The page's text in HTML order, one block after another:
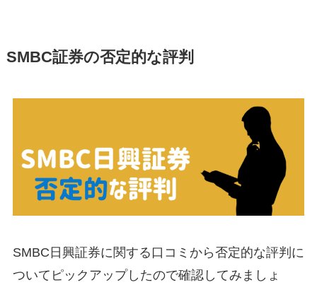
SMBC証券の否定的な評判
SMBC日興証券に関する口コミから否定的な評判に
ついてピックアップしたので確認してみましょ